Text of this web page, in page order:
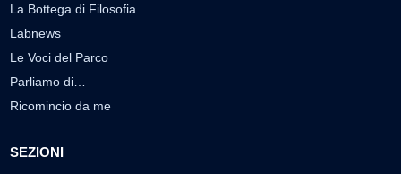
La Bottega di Filosofia
Labnews
Le Voci del Parco
Parliamo di…
Ricomincio da me
SEZIONI